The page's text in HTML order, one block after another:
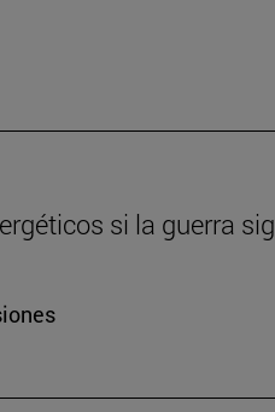
si la guerra